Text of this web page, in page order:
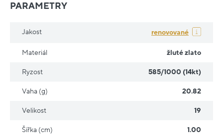
PARAMETRY
Jakost renovované
Materiál žluté zlato
Ryzost 585/1000 (14kt)
Vaha (g) 20.82
Velikost 19
Šířka (cm) 1.00